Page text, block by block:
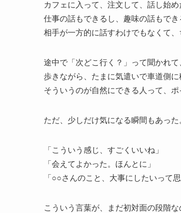
カフェに入って、注文して、話し始め
仕事の話もできるし、趣味の話もでき
相手が一方的に話すわけでもなくて、
途中で「次どこ行く？」って聞かれて
歩きながら、たまに気遣いで車道側
そういうのが自然にできる人って、ポ
ただ、少しだけ気になる瞬間もあった
「こういう感じ、すごくいいね」
「会えてよかった。ほんとに」
「○○さんのこと、大事にしたいって思
こういう言葉が、まだ初対面の段階な